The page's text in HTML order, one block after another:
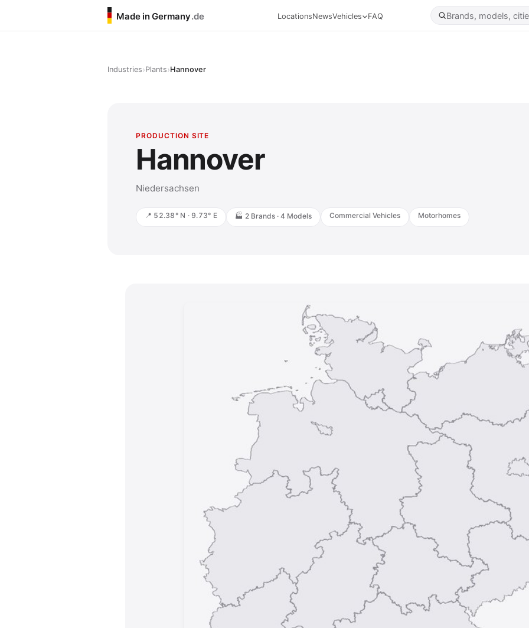
Made in Germany.de LocationsNewsVehicles FAQ
Industries›Plants›Hannover
PRODUCTION SITE
Hannover
Niedersachsen
📍 52.38° N · 9.73° E 🏭 2 Brands · 4 Models Commercial Vehicles Motorhomes